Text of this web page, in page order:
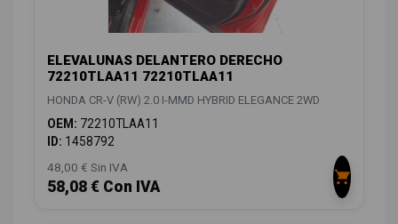
ELEVALUNAS DELANTERO DERECHO
72210TLAA11 72210TLAA11
HONDA CR-V (RW) 2.0 I-MMD HYBRID ELEGANCE 2WD
OEM: 72210TLAA11
ID: 1458792
48,00 € Sin IVA
58,08 € Con IVA